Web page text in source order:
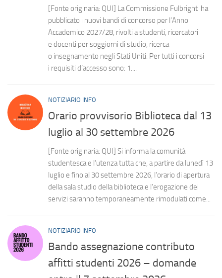
[Fonte originaria: QUI] La Commissione Fulbright ha
pubblicato i nuovi bandi di concorso per l’Anno
Accademico 2027/28, rivolti a studenti, ricercatori
e docenti per soggiorni di studio, ricerca
o insegnamento negli Stati Uniti. Per tutti i concorsi
i requisiti d’accesso sono: 1....
NOTIZIARIO INFO
Orario provvisorio Biblioteca dal 13
luglio al 30 settembre 2026
[Fonte originaria: QUI] Si informa la comunità
studentesca e l’utenza tutta che, a partire da lunedì 13
luglio e fino al 30 settembre 2026, l’orario di apertura
della sala studio della biblioteca e l’erogazione dei
servizi saranno temporaneamente rimodulati come...
NOTIZIARIO INFO
Bando assegnazione contributo
affitti studenti 2026 – domande